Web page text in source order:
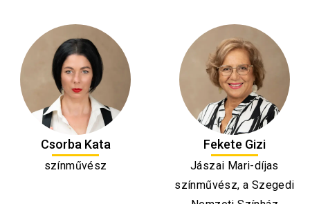
Csorba Kata
színművész
Fekete Gizi
Jászai Mari-díjas
színművész, a Szegedi